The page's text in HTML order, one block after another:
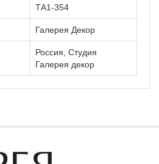
ТА1-354
Галерея Декор
Россия, Студия
Галерея декор